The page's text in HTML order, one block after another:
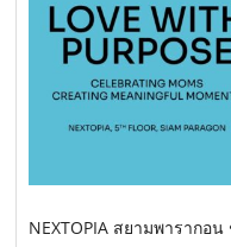
NEXTOPIA สยามพารากอ